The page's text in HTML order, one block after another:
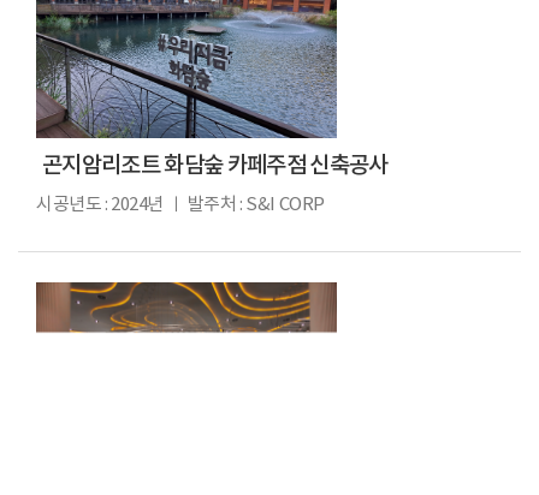
곤지암리조트 화담숲 카페주점 신축공사
시공년도 : 2024년 ㅣ 발주처 : S&I CORP